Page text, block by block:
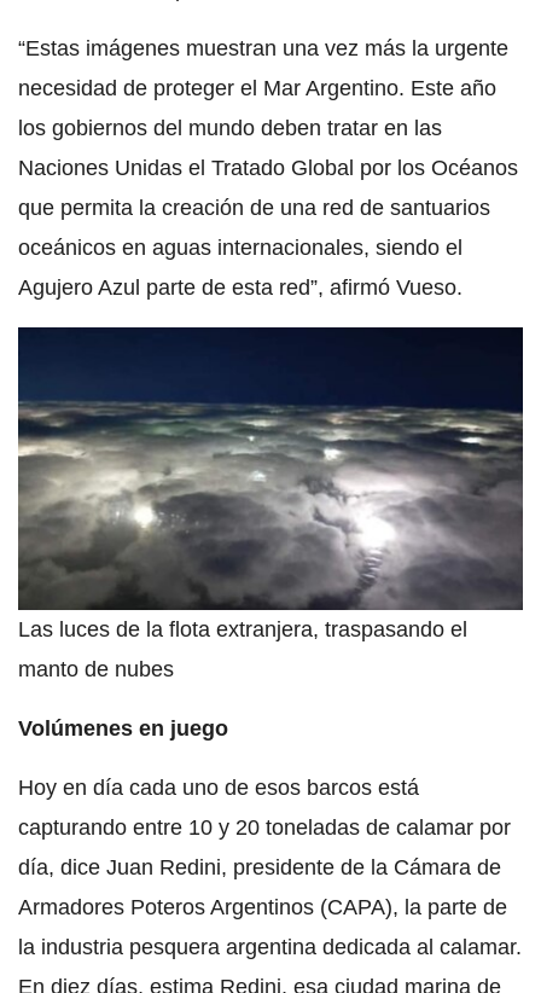
“Estas imágenes muestran una vez más la urgente
necesidad de proteger el Mar Argentino. Este año
los gobiernos del mundo deben tratar en las
Naciones Unidas el Tratado Global por los Océanos
que permita la creación de una red de santuarios
oceánicos en aguas internacionales, siendo el
Agujero Azul parte de esta red”, afirmó Vueso.
Las luces de la flota extranjera, traspasando el
manto de nubes
Volúmenes en juego
Hoy en día cada uno de esos barcos está
capturando entre 10 y 20 toneladas de calamar por
día, dice Juan Redini, presidente de la Cámara de
Armadores Poteros Argentinos (CAPA), la parte de
la industria pesquera argentina dedicada al calamar.
En diez días, estima Redini, esa ciudad marina de